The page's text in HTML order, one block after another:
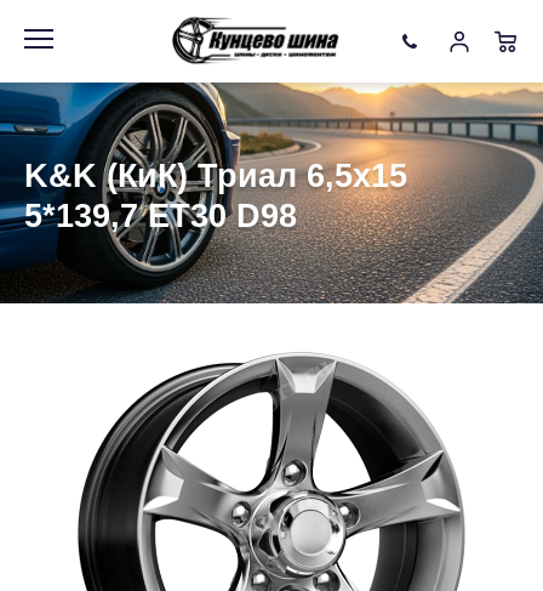
K&K (КиК) Триал 6,5x15
5*139,7 ET30 D98
Информация Фото товара